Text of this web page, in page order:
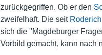
zurückgegriffen. Ob er den
zweifelhaft. Die seit
sich die "Magdeburger
Vorbild gemacht, kann nach